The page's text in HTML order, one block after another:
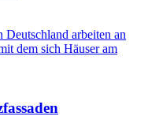
arbeiten an
dem sich Häuser am